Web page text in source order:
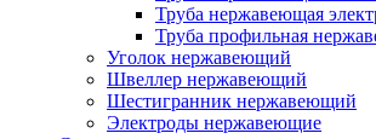
Труба нержавеющая
Труба профильная
Уголок нержавеющий
Швеллер нержавеющий
Шестигранник нержавеющий
Электроды нержавеющие